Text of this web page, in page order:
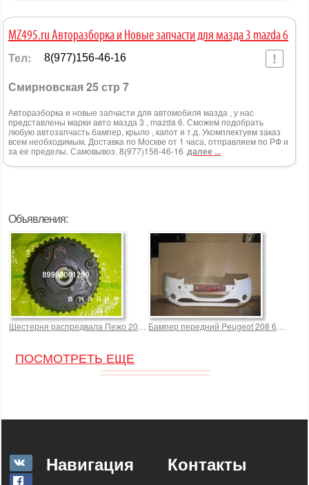
Объявления:
Шестерня распредвала Пежо 208 (Peugeot 208)Бампер передний Peugeot 208 6000,0 р.
ПОСМОТРЕТЬ ЕЩЕ
MZ495.ru Авторазборка и Новые запчасти для мазда 3 mazda 6
Тел: 8(977)156-46-16
Смирновская 25 стр 7
Авторазборка и новые запчасти для автомобиля мазда , у нас
представлены марки авто мазда 3 , mazda 6. Сможем подобрать
любую автозапчасть бампер, крыло , капот и т.д. Укомплектуем заказ
всем необходимым. Доставка по Москве от 1 часа, отправляем по РФ и
за ее пределы. Самовывоз. 8(977)156-46-16 далее ...
Навигация Контакты